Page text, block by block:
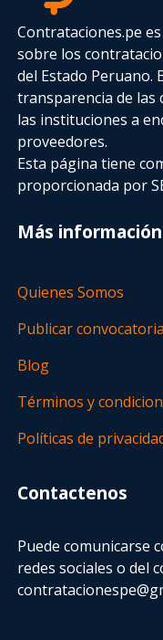
Contrataciones.pe
sobre los
del Estado Peruano.
transparencia de
las instituciones a
proveedores.
Esta página tiene
proporcionada por
Más información
Quienes Somos
Publicar convocatoria
Blog
Términos y
Políticas de
Contactenos
Puede comunicarse
redes sociales o del